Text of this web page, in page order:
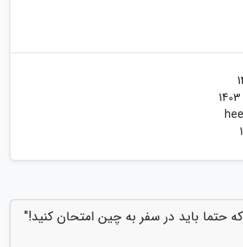
حتما باید در سفر به چین امتحان کنید!"